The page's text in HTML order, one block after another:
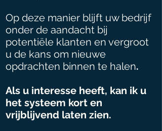
Op deze manier blijft uw bedrijf
onder de aandacht bij
potentiële klanten en vergroot
u de kans om nieuwe
opdrachten binnen te halen.
Als u interesse heeft, kan ik u
het systeem kort en
vrijblijvend laten zien.